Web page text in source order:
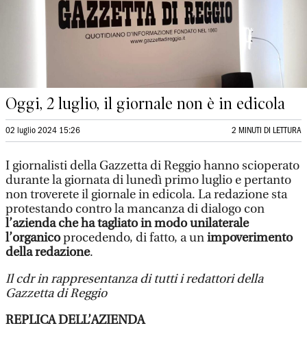
Oggi, 2 luglio, il giornale non è in edicola
02 luglio 2024 15:26 2 MINUTI DI LETTURA
I giornalisti della Gazzetta di Reggio hanno scioperato
durante la giornata di lunedì primo luglio e pertanto
non troverete il giornale in edicola. La redazione sta
protestando contro la mancanza di dialogo con
l’azienda che ha tagliato in modo unilaterale
l’organicoprocedendo, di fatto, a unimpoverimento
della redazione.
Il cdr in rappresentanza di tutti i redattori della
Gazzetta di Reggio
REPLICA DELL’AZIENDA